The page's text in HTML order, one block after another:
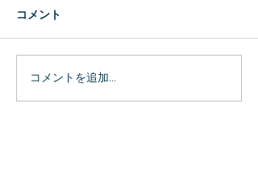
コメント
コメントを追加…